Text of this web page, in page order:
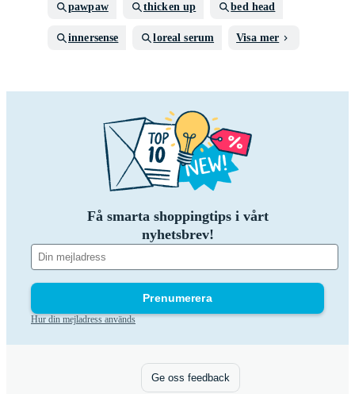
pawpaw thicken up bed head
innersense loreal serum Visa mer
Få smarta shoppingtips i vårt
nyhetsbrev!
Prenumerera
Hur din mejladress används
Ge oss feedback